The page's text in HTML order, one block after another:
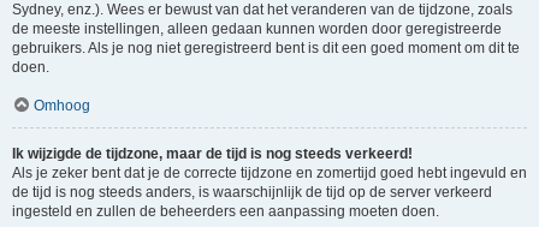
Sydney, enz.). Wees er bewust van dat het veranderen van de tijdzone, zoals
de meeste instellingen, alleen gedaan kunnen worden door geregistreerde
gebruikers. Als je nog niet geregistreerd bent is dit een goed moment om dit te
doen.
Omhoog
Ik wijzigde de tijdzone, maar de tijd is nog steeds verkeerd!
Als je zeker bent dat je de correcte tijdzone en zomertijd goed hebt ingevuld en
de tijd is nog steeds anders, is waarschijnlijk de tijd op de server verkeerd
ingesteld en zullen de beheerders een aanpassing moeten doen.